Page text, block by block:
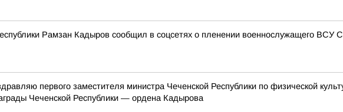
Рамзан Кадыров сообщил в соцсетях о пленении военнослужащего ВСУ
первого заместителя министра Чеченской Республики по физической
Чеченской Республики — ордена Кадырова